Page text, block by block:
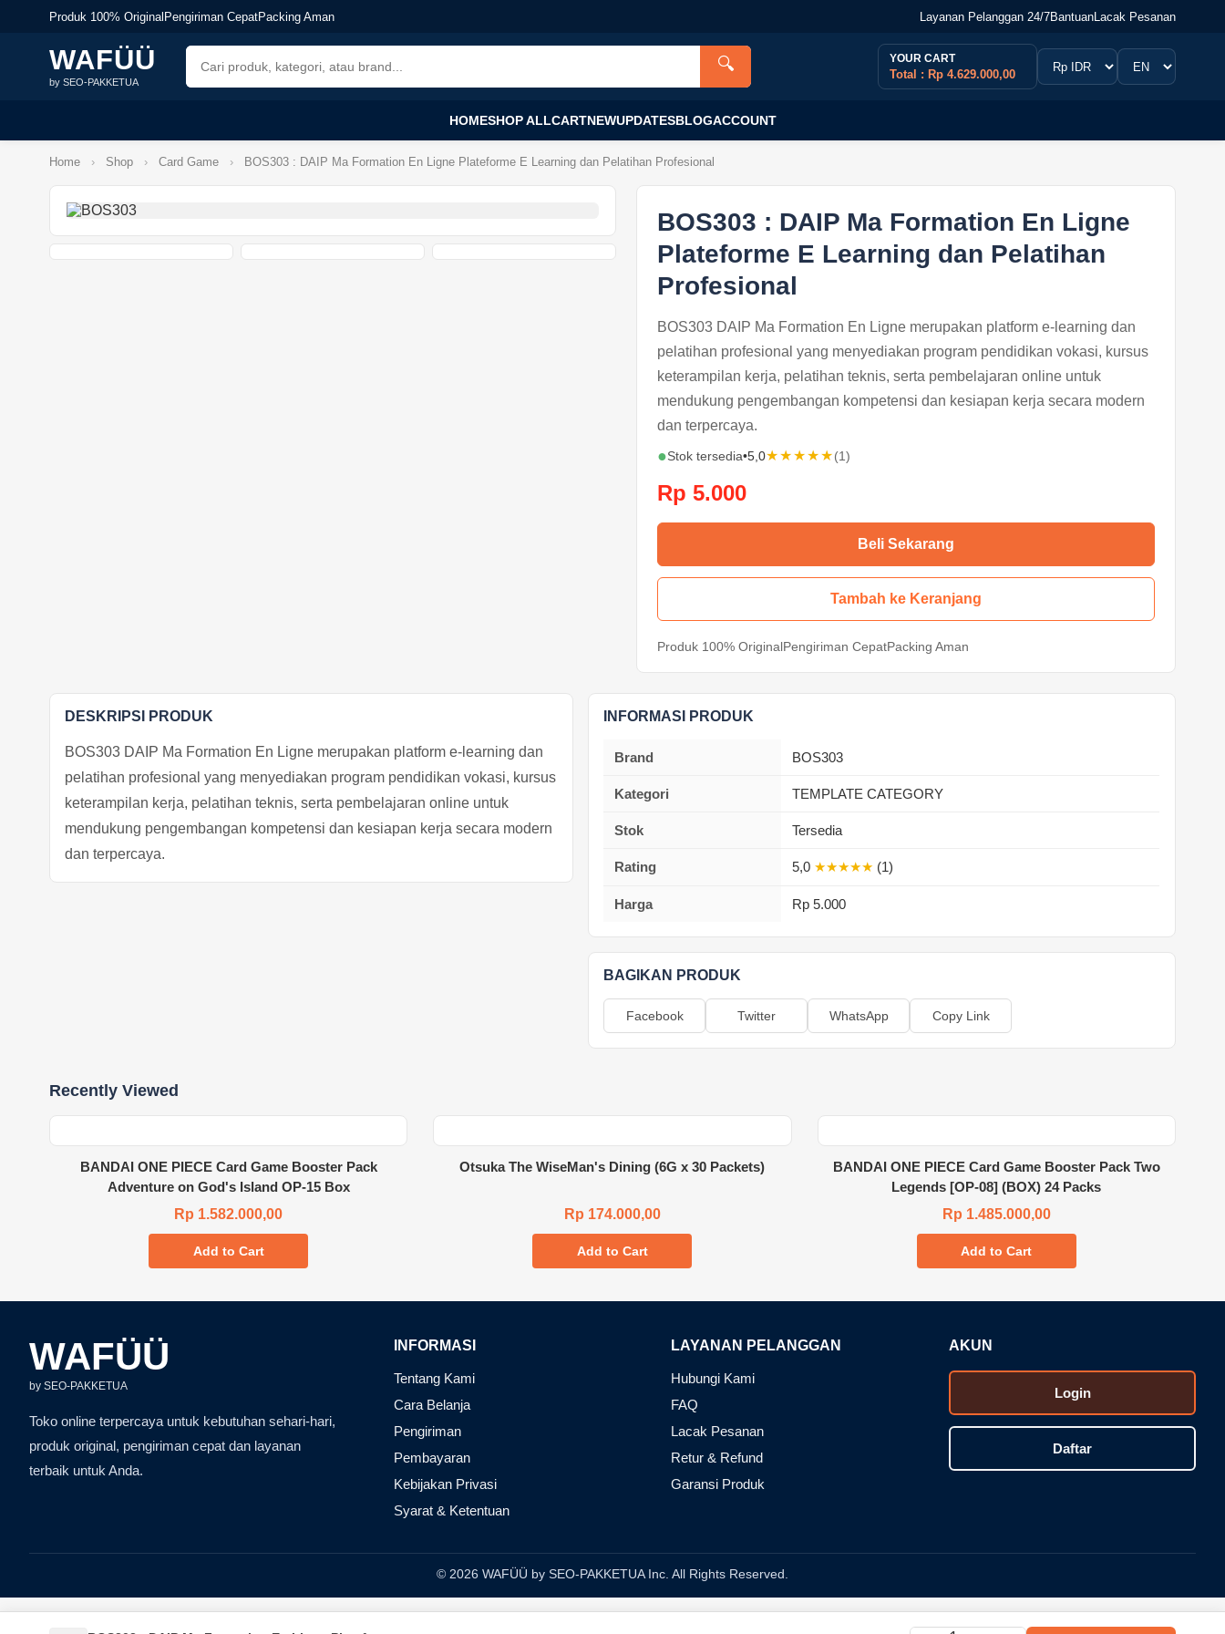
Produk 100% OriginalPengiriman CepatPacking Aman Layanan Pelanggan 24/7BantuanLacak Pesanan
WAFÜÜ
by SEO-PAKKETUA
🔍 YOUR CART
Total : Rp 4.629.000,00
HOMESHOP ALLCARTNEWUPDATESBLOGACCOUNT
Home › Shop › Card Game › BOS303 : DAIP Ma Formation En Ligne Plateforme E Learning dan Pelatihan Profesional
BOS303 : DAIP Ma Formation En Ligne
Plateforme E Learning dan Pelatihan
Profesional
BOS303 DAIP Ma Formation En Ligne merupakan platform e-learning dan
pelatihan profesional yang menyediakan program pendidikan vokasi, kursus
keterampilan kerja, pelatihan teknis, serta pembelajaran online untuk
mendukung pengembangan kompetensi dan kesiapan kerja secara modern
dan terpercaya.
●Stok tersedia•5,0★★★★★(1)
Rp 5.000
Beli Sekarang
Tambah ke Keranjang
Produk 100% OriginalPengiriman CepatPacking Aman
DESKRIPSI PRODUK
BOS303 DAIP Ma Formation En Ligne merupakan platform e-learning dan
pelatihan profesional yang menyediakan program pendidikan vokasi, kursus
keterampilan kerja, pelatihan teknis, serta pembelajaran online untuk
mendukung pengembangan kompetensi dan kesiapan kerja secara modern
dan terpercaya.
INFORMASI PRODUK
Brand BOS303
Kategori TEMPLATE CATEGORY
Stok Tersedia
Rating 5,0 ★★★★★ (1)
Harga Rp 5.000
BAGIKAN PRODUK
Facebook Twitter WhatsApp Copy Link
Recently Viewed
BANDAI ONE PIECE Card Game Booster Pack
Adventure on God's Island OP-15 Box
Rp 1.582.000,00
Add to Cart
Otsuka The WiseMan's Dining (6G x 30 Packets)
Rp 174.000,00
Add to Cart
BANDAI ONE PIECE Card Game Booster Pack Two
Legends [OP-08] (BOX) 24 Packs
Rp 1.485.000,00
Add to Cart
WAFÜÜ
by SEO-PAKKETUA
Toko online terpercaya untuk kebutuhan sehari-hari,
produk original, pengiriman cepat dan layanan
terbaik untuk Anda.
INFORMASI
Tentang Kami
Cara Belanja
Pengiriman
Pembayaran
Kebijakan Privasi
Syarat & Ketentuan
LAYANAN PELANGGAN
Hubungi Kami
FAQ
Lacak Pesanan
Retur & Refund
Garansi Produk
AKUN
Login
Daftar
© 2026 WAFÜÜ by SEO-PAKKETUA Inc. All Rights Reserved.